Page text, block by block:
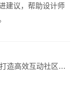
建议，帮助设计师
打造高效互动社区论坛网站的全方位指南与实用技巧分享